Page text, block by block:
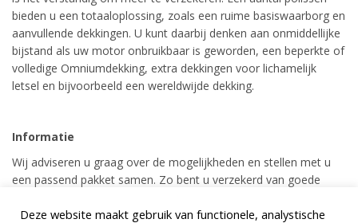
bieden u een totaaloplossing, zoals een ruime basiswaarborg en
aanvullende dekkingen. U kunt daarbij denken aan onmiddellijke
bijstand als uw motor onbruikbaar is geworden, een beperkte of
volledige Omniumdekking, extra dekkingen voor lichamelijk
letsel en bijvoorbeeld een wereldwijde dekking.
Informatie
Wij adviseren u graag over de mogelijkheden en stellen met u
een passend pakket samen. Zo bent u verzekerd van goede
Deze website maakt gebruik van functionele, analystische